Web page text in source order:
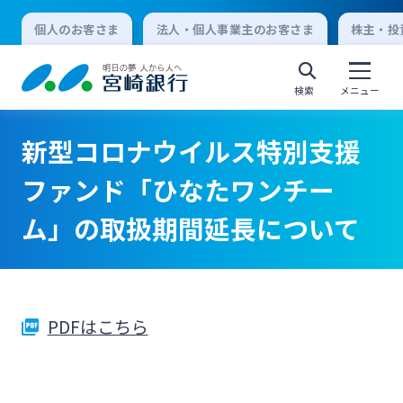
個人のお客さま 法人・個人事業主のお客さま 株主・
検索 メニュー
個人向けインターネットバンキング
ログオン
新型コロナウイルス特別支援
ファンド「ひなたワンチー
ム」の取扱期間延長について
PDFはこちら